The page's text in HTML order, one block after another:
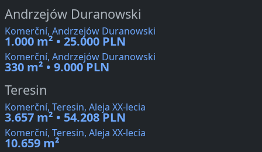
Andrzejów Duranowski
Komerční, Andrzejów Duranowski
1.000 m² • 25.000 PLN
Komerční, Andrzejów Duranowski
330 m² • 9.000 PLN
Teresin
Komerční, Teresin, Aleja XX-lecia
3.657 m² • 54.208 PLN
Komerční, Teresin, Aleja XX-lecia
10.659 m²